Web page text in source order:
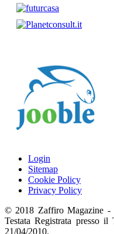
Login
Sitemap
Cookie Policy
Privacy Policy
© 2018 Zaffiro Magazine -
Testata Registrata presso
21/04/2010.